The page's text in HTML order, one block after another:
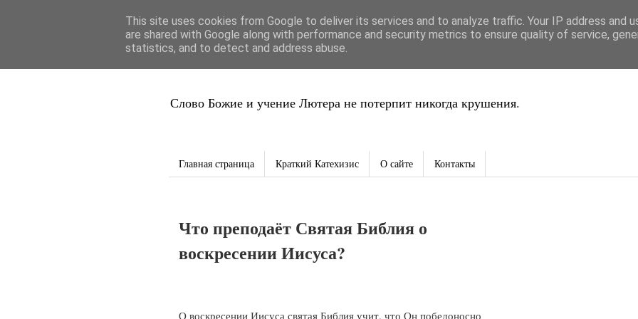
Благая Весть
Слово Божие и учение Лютера не потерпит никогда крушения.
Главная страница Краткий Катехизис О сайте Контакты
Что преподаёт Святая Библия о
воскресении Иисуса?
О воскресении Иисуса святая Библия учит, что Он победоносно
This site uses cookies from Google to deliver its services and to analyze traffic. Your IP address and
are shared with Google along with performance and security metrics to ensure quality of service,
statistics, and to detect and address abuse.